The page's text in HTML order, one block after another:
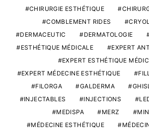
CHIRURGIE ESTHÉTIQUE
COMBLEMENT RIDES
DERMACEUTIC
DERMATOLOGIE
ESTHÉTIQUE MÉDICALE
EXPERT
EXPERT ESTHÉTIQUE
EXPERT MÉDECINE ESTHÉTIQUE
FILORGA
GALDERMA
INJECTABLES
INJECTIONS
MEDISPA
MERZ
MÉDECINE ESTHÉTIQUE